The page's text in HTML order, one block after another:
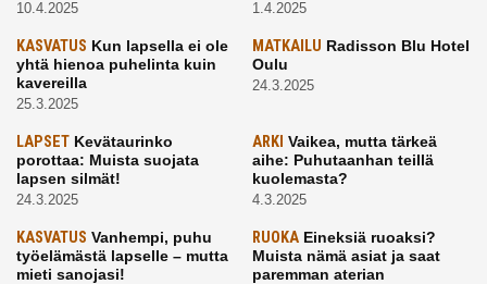
10.4.2025 1.4.2025
KASVATUS Kun lapsella ei ole
yhtä hienoa puhelinta kuin
kavereilla
25.3.2025
MATKAILU Radisson Blu Hotel
Oulu
24.3.2025
LAPSET Kevätaurinko
porottaa: Muista suojata
lapsen silmät!
24.3.2025
ARKI Vaikea, mutta tärkeä
aihe: Puhutaanhan teillä
kuolemasta?
4.3.2025
KASVATUS Vanhempi, puhu
työelämästä lapselle – mutta
mieti sanojasi!
RUOKAEineksiä ruoaksi?
Muista nämä asiat ja saat
paremman aterian